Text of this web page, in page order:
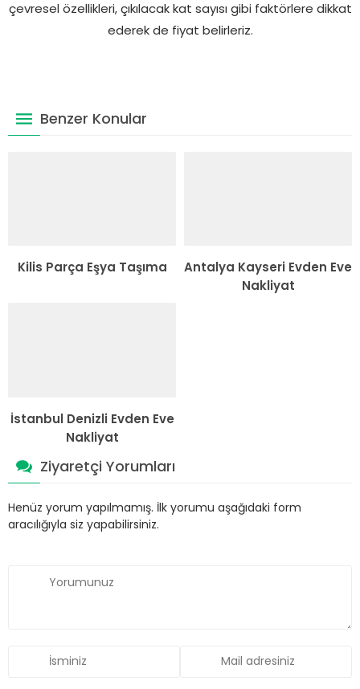
çevresel özellikleri, çıkılacak kat sayısı gibi faktörlere dikkat
ederek de fiyat belirleriz.
Benzer Konular
Kilis Parça Eşya Taşıma
Antalya Kayseri Evden Eve
Nakliyat
İstanbul Denizli Evden Eve
Nakliyat
Ziyaretçi Yorumları
Henüz yorum yapılmamış. İlk yorumu aşağıdaki form
aracılığıyla siz yapabilirsiniz.